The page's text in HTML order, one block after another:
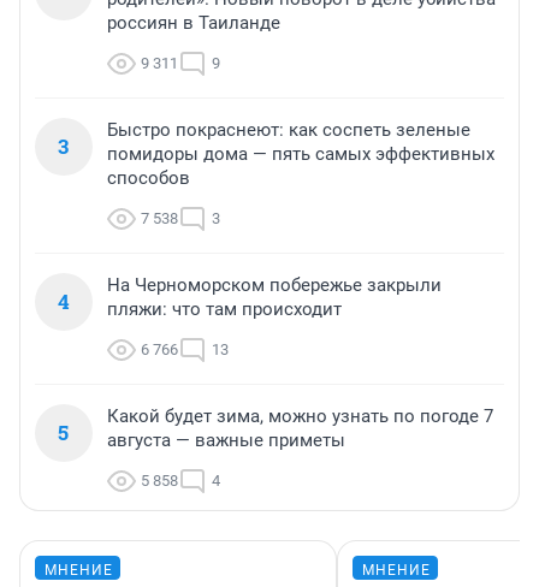
россиян в Таиланде
9 311 9
3
Быстро покраснеют: как соспеть зеленые
помидоры дома — пять самых эффективных
способов
7 538 3
4
На Черноморском побережье закрыли
пляжи: что там происходит
6 766 13
5
Какой будет зима, можно узнать по погоде 7
августа — важные приметы
5 858 4
МНЕНИЕ МНЕНИЕ